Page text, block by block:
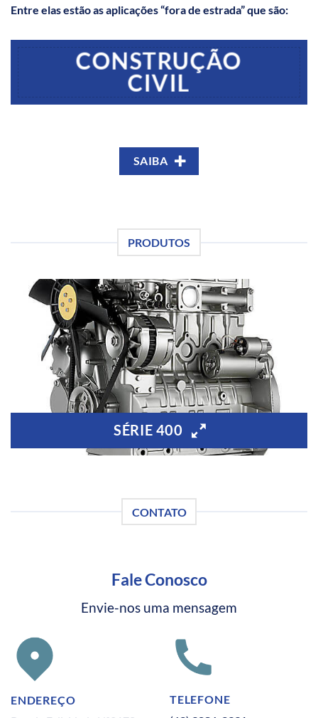
Entre elas estão as aplicações “fora de estrada” que são:
CONSTRUÇÃO
CIVIL
SAIBA
PRODUTOS
SÉRIE 400
CONTATO
Fale Conosco
Envie-nos uma mensagem
ENDEREÇO
TELEFONE